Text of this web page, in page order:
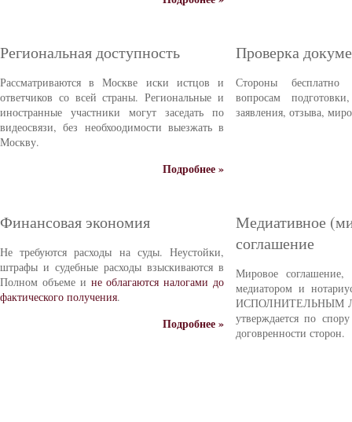
Региональная доступность
Рассматриваются в Москве иски истцов и
ответчиков со всей страны. Региональные и
иностранные участники могут заседать по
видеосвязи, без необхоодимости выезжать в
Москву.
Подробнее »
Проверка
Стороны бесплатно
вопросам
заявления, отзыва,
Финансовая экономия
Не требуются расходы на суды. Неустойки,
штрафы и судебные расходы взыскиваются в
Полном объеме и не облагаются налогами до
фактического получения.
Подробнее »
Медиативное
соглашение
Мировое
медиатором и
ИСПОЛНИТЕЛЬНЫМ
утверждается по
договренности сторон.